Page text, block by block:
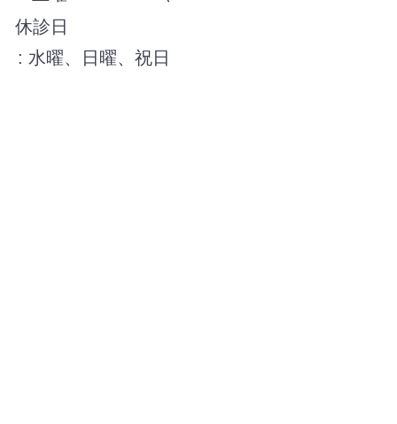
休診日
: 水曜、日曜、祝日